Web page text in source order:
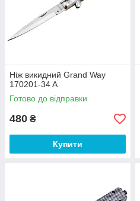
Ніж викидний Grand Way
170201-34 A
Готово до відправки
480 ₴
Купити